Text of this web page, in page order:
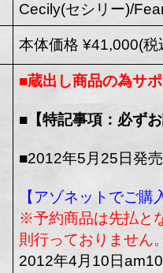
Cecily(セシリー)/
本体価格 ¥41,000(
■蔵出し商品の為サ
■【特記事項：必ず
■2012年5月25日発
【アゾネットでご購
※予約商品は先払と
則行っておりません
2012年4月10日